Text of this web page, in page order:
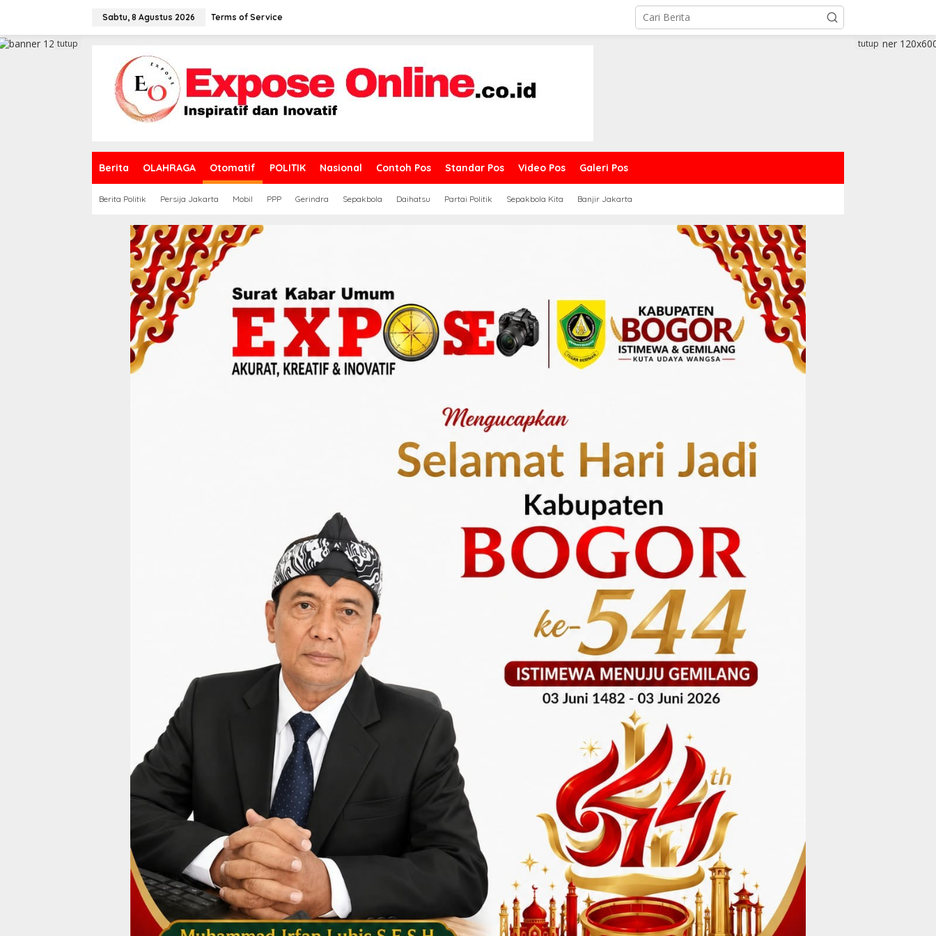
a
Sabtu, 8 Agustus 2026 Terms of Service
Berita OLAHRAGA Otomatif POLITIK Nasional Contoh Pos Standar Pos Video Pos Galeri Pos
Berita Politik Persija Jakarta Mobil PPP Gerindra Sepakbola Daihatsu Partai Politik Sepakbola Kita Banjir Jakarta
tutup tutup